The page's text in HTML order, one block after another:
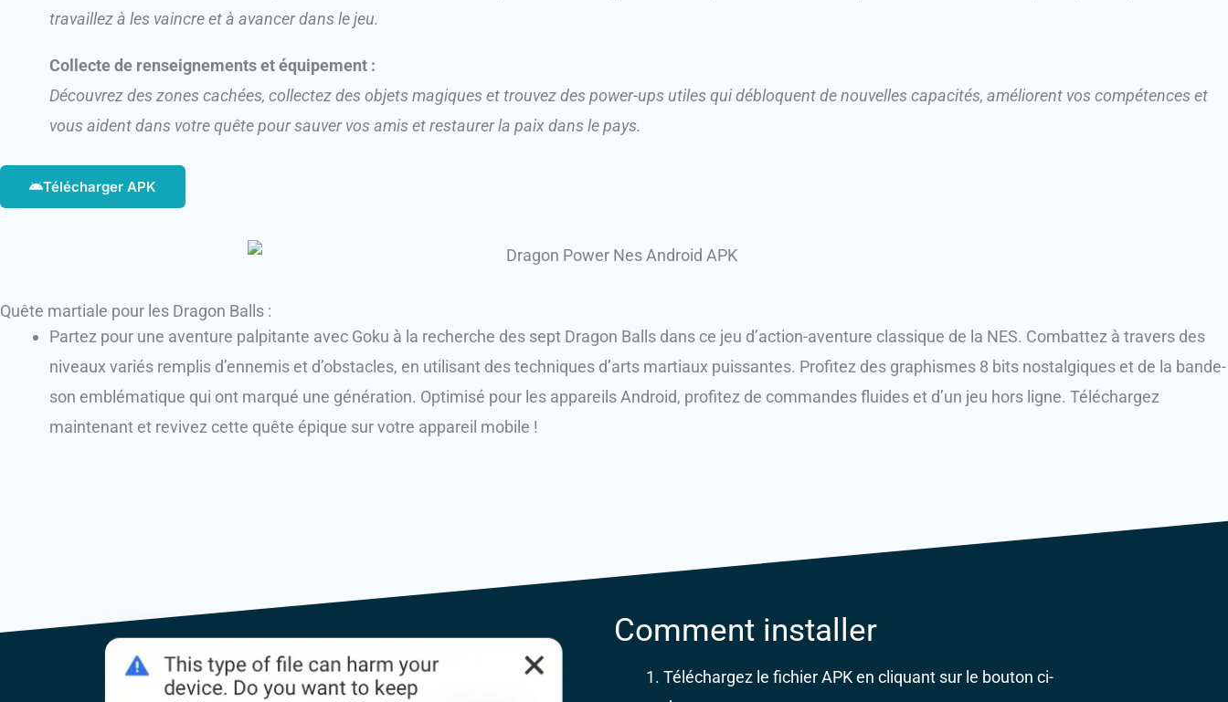
travaillez à les vaincre et à avancer dans le jeu.
Collecte de renseignements et équipement :
Découvrez des zones cachées, collectez des objets magiques et trouvez des power-ups utiles qui débloquent de nouvelles capacités, améliorent vos compétences et
vous aident dans votre quête pour sauver vos amis et restaurer la paix dans le pays.
Télécharger APK
Quête martiale pour les Dragon Balls :​
Partez pour une aventure palpitante avec Goku à la recherche des sept Dragon Balls dans ce jeu d’action-aventure classique de la NES. Combattez à travers des
niveaux variés remplis d’ennemis et d’obstacles, en utilisant des techniques d’arts martiaux puissantes. Profitez des graphismes 8 bits nostalgiques et de la bande-
son emblématique qui ont marqué une génération. Optimisé pour les appareils Android, profitez de commandes fluides et d’un jeu hors ligne. Téléchargez
maintenant et revivez cette quête épique sur votre appareil mobile !
Comment installer
Téléchargez le fichier APK en cliquant sur le bouton ci-